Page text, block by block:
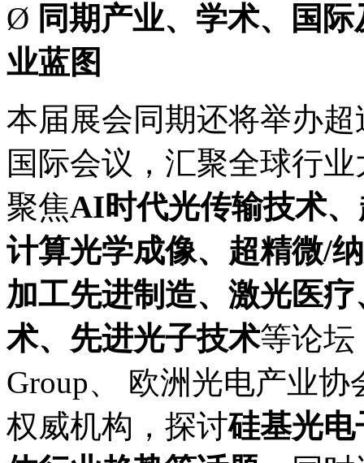
Ø 同期产业、学术、国
业蓝图
本届展会同期还将举办
国际会议，汇聚全球行
聚焦AI时代光传输技术
计算光学成像、超精微/
加工先进制造、激光医
术、先进光子技术等论坛
Group、 欧洲光电产业
权威机构，探讨硅基光